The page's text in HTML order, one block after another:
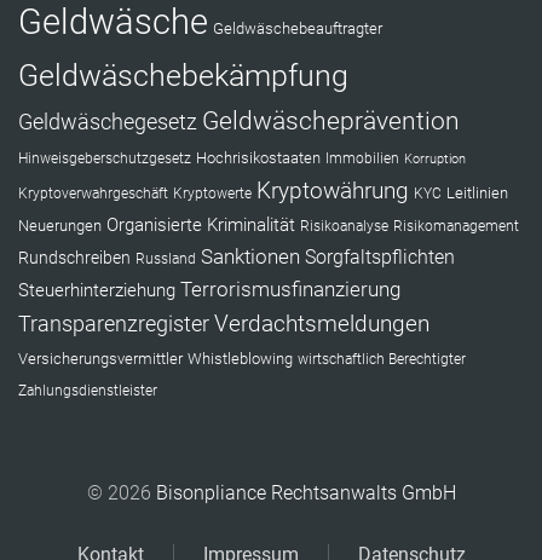
Geldwäsche Geldwäschebeauftragter
Geldwäschebekämpfung
Geldwäschegesetz Geldwäscheprävention
Hinweisgeberschutzgesetz Hochrisikostaaten Immobilien Korruption
Kryptoverwahrgeschäft Kryptowerte Kryptowährung KYC Leitlinien
Neuerungen Organisierte Kriminalität Risikoanalyse Risikomanagement
Rundschreiben Russland Sanktionen Sorgfaltspflichten
Steuerhinterziehung Terrorismusfinanzierung
TransparenzregisterVerdachtsmeldungen
Versicherungsvermittler Whistleblowing wirtschaftlich Berechtigter
Zahlungsdienstleister
© 2026 Bisonpliance Rechtsanwalts GmbH
Kontakt Impressum Datenschutz